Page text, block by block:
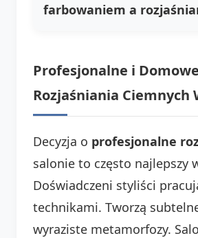
farbowaniem a
Profesjonalne i
Rozjaśniania Ciemnych
Decyzja o profesjonalne
salonie to często najlepszy
Doświadczeni styliści
technikami. Tworzą
wyraziste metamorfozy.